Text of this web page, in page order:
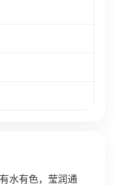
水有色，莹润通